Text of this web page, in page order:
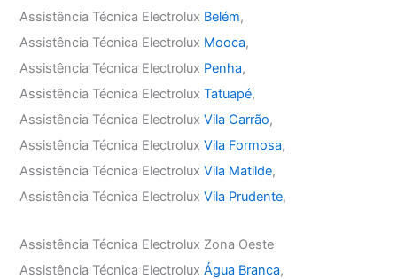
Assistência Técnica Electrolux Belém,
Assistência Técnica Electrolux Mooca,
Assistência Técnica Electrolux Penha,
Assistência Técnica ElectroluxTatuapé,
Assistência Técnica ElectroluxVila Carrão,
Assistência Técnica ElectroluxVila Formosa,
Assistência Técnica ElectroluxVila Matilde,
Assistência Técnica ElectroluxVila Prudente,
Assistência Técnica Electrolux Zona Oeste
Assistência Técnica ElectroluxÁgua Branca,